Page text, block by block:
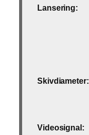
Lansering:
Skivdiameter:
Videosignal: